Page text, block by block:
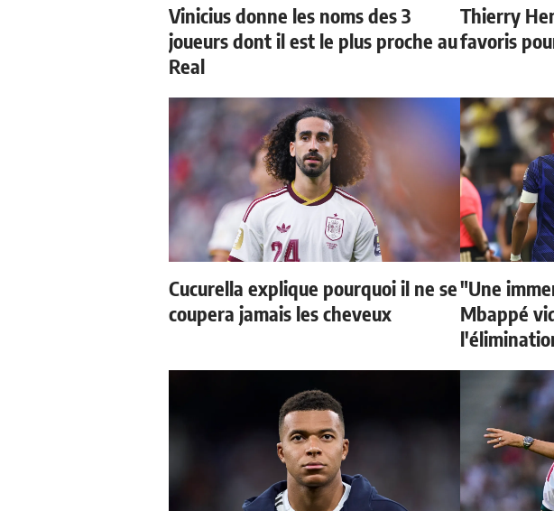
Vinicius donne les noms des 3
joueurs dont il est le plus proche au
Real
Thierry
favoris
Cucurella explique pourquoi il ne se
coupera jamais les cheveux
"Une
Mbappé